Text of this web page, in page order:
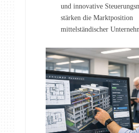
und innovative
stärken die Marktposition
mittelständischer